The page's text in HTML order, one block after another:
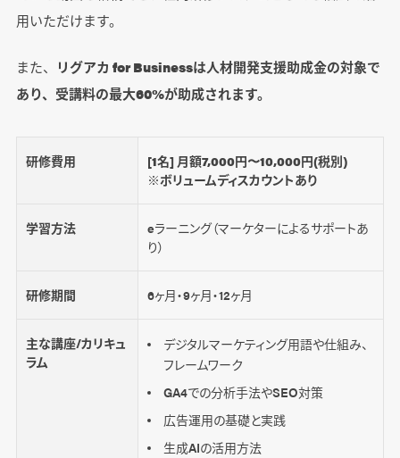
用いただけます。
また、
リグアカ for Businessは人材開発支援助成金の対象で
あり、受講料の最大60%が助成されます。
研修費用
[1名] 月額7,000円〜10,000円(税別)
※ボリュームディスカウントあり
学習方法
eラーニング（マーケターによるサポートあ
り）
研修期間 6ヶ月・9ヶ月・12ヶ月
主な講座/カリキュ
ラム
デジタルマーケティング用語や仕組み、
フレームワーク
GA4での分析手法やSEO対策
広告運用の基礎と実践
生成AIの活用方法